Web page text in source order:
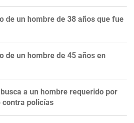
de un hombre de 38 años que fue
de un hombre de 45 años en
a un hombre requerido por
policías